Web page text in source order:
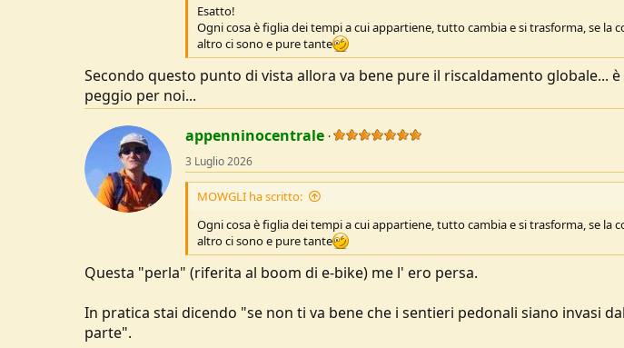
Esatto!
Ogni cosa è figlia dei tempi a cui appartiene, tutto cambia e si trasforma, se la
altro ci sono e pure tante
Secondo questo punto di vista allora va bene pure il riscaldamento globale...
peggio per noi...
appenninocentrale
3 Luglio 2026
MOWGLI ha scritto:
Ogni cosa è figlia dei tempi a cui appartiene, tutto cambia e si trasforma, se la
altro ci sono e pure tante
Questa "perla" (riferita al boom di e-bike) me l' ero persa.
In pratica stai dicendo "se non ti va bene che i sentieri pedonali siano invasi
parte".